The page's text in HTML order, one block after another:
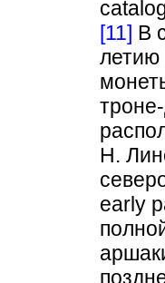
[11] В
летию
Н.
early